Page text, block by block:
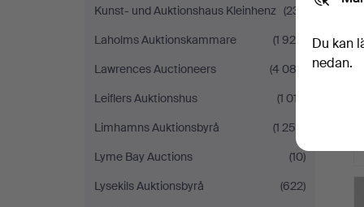
Kunst- und Auktionshaus Kleinhenz (231)
Laholms Auktionskammare
(1 928)
Lawrences Auctioneers
(4 083)
Leiflers Auktionshus
(1 017)
Limhamns Auktionsbyrå
(1 250)
Lyme Bay Auctions
(10)
Lysekils Auktionsbyrå
(622)
Du kan
nedan.